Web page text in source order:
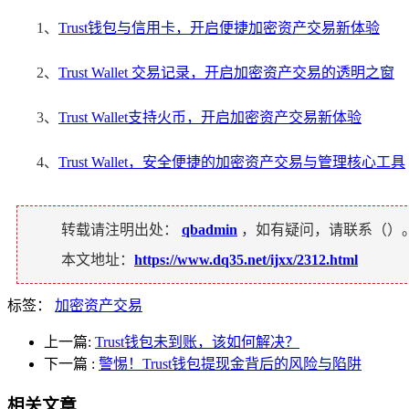
1、 Trust钱包与信用卡，开启便捷加密资产交易新体验
2、 Trust Wallet 交易记录，开启加密资产交易的透明之窗
3、 Trust Wallet支持火币，开启加密资产交易新体验
4、 Trust Wallet，安全便捷的加密资产交易与管理核心工具
转载请注明出处： qbadmin ，如有疑问，请联系（）
本文地址： https://www.dq35.net/ijxx/2312.html
标签： 加密资产交易
上一篇: Trust钱包未到账，该如何解决？
下一篇 : 警惕！Trust钱包提现金背后的风险与陷阱
相关文章